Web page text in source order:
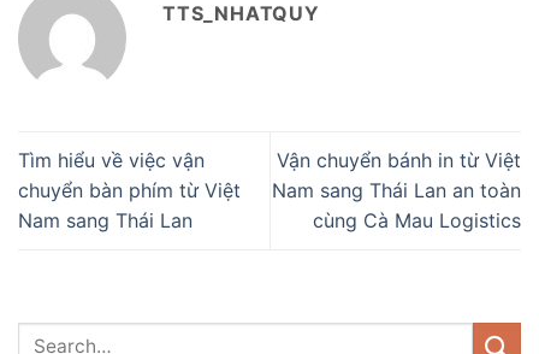
TTS_NHATQUY
Tìm hiểu về việc vận
chuyển bàn phím từ Việt
Nam sang Thái Lan
Vận chuyển bánh in từ Việt
Nam sang Thái Lan an toàn
cùng Cà Mau Logistics